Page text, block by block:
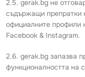
2.5. gerak.bg не
съдържащи препратки
официалните профили
Facebook & Instagram.
2.6. gerak.bg запазва
функционалността на